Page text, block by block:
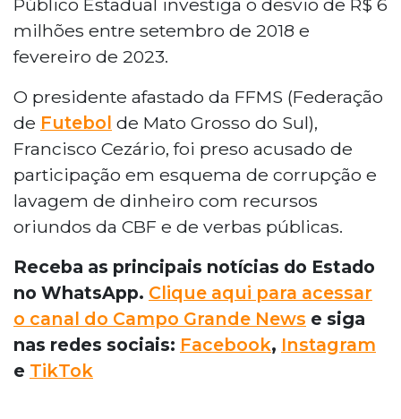
milhões entre setembro de 2018 e
fevereiro de 2023.
O presidente afastado da FFMS (Federação
de Futebol de Mato Grosso do Sul),
Francisco Cezário, foi preso acusado de
participação em esquema de corrupção e
lavagem de dinheiro com recursos
oriundos da CBF e de verbas públicas.
Receba as principais notícias do Estado
no WhatsApp. Clique aqui para acessar
o canal do Campo Grande News e siga
nas redes sociais: Facebook, Instagram
e TikTok